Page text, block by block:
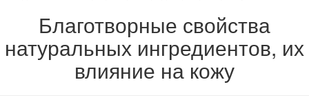
Благотворные свойства
натуральных ингредиентов, их
влияние на кожу